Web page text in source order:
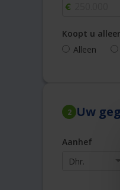
Koopt u
Alleen
2 Uw
Aanhef